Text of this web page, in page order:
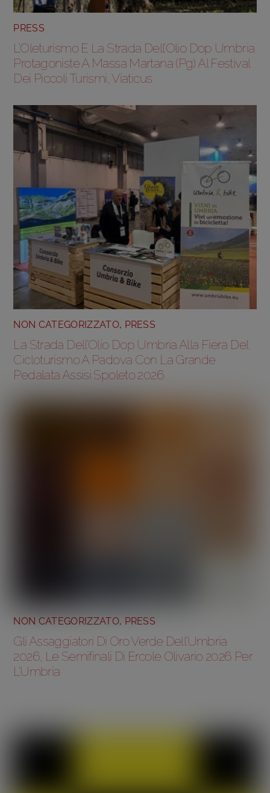
PRESS
L’Oleturismo E La Strada Dell’Olio Dop Umbria
Protagoniste A Massa Martana (Pg) Al Festival
Dei Piccoli Turismi, Viaticus
NON CATEGORIZZATO, PRESS
La Strada Dell’Olio Dop Umbria Alla Fiera Del
Cicloturismo A Padova Con La Grande
Pedalata Assisi Spoleto 2026
NON CATEGORIZZATO, PRESS
Gli Assaggiatori Di Oro Verde Dell’Umbria
2026, Le Semifinali Di Ercole Olivario 2026 Per
L’Umbria